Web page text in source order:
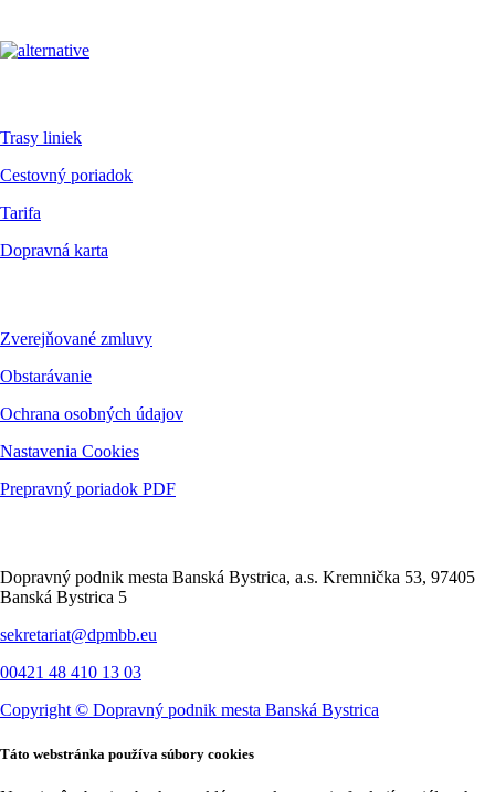
Trasy liniek
Cestovný poriadok
Tarifa
Dopravná karta
Zverejňované zmluvy
Obstarávanie
Ochrana osobných údajov
Nastavenia Cookies
Prepravný poriadok PDF
Dopravný podnik mesta Banská Bystrica, a.s. Kremnička 53, 97405
Banská Bystrica 5
sekretariat@dpmbb.eu
00421 48 410 13 03
Copyright © Dopravný podnik mesta Banská Bystrica
Táto webstránka používa súbory cookies